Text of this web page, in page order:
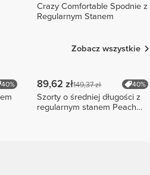
Crazy Comfortable Spodnie z
Regularnym Stanem
Zobacz wszystkie
40% 89,62 zł149,37 zł 40%
Szorty o średniej długości z
regularnym stanem Peach